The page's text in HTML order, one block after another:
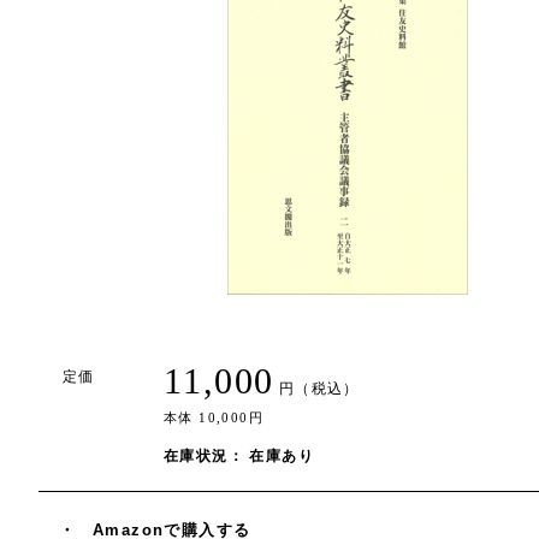
定価 11,000 円（税込）
本体 10,000円
在庫状況： 在庫あり
Amazonで購入する